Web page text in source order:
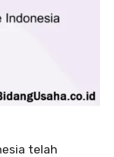
telah